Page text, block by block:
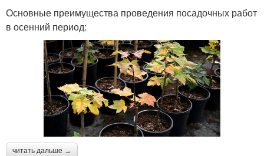
Основные преимущества проведения посадочных работ
в осенний период:
читать дальше →